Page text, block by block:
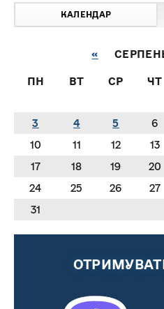
КАЛЕНДАР
«
ПН ВТ СР ЧТ
3
4 5 6
10
11 12 13
17
18 19 20
24
25 26 27
31